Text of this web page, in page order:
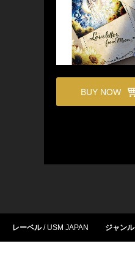
BUY NOW
レーベル USM JAPAN ジャンル